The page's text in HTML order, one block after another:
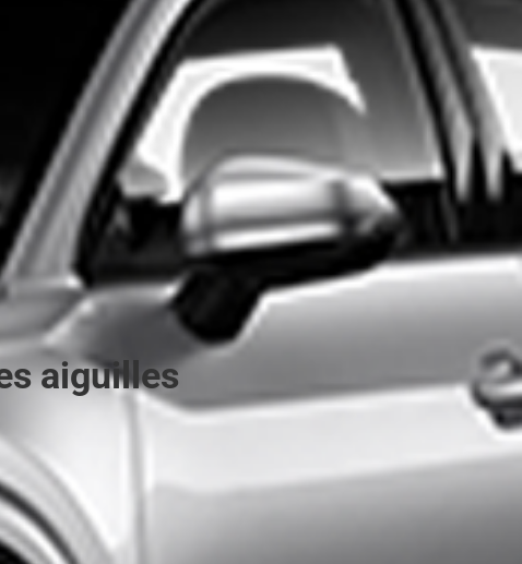
aiguilles